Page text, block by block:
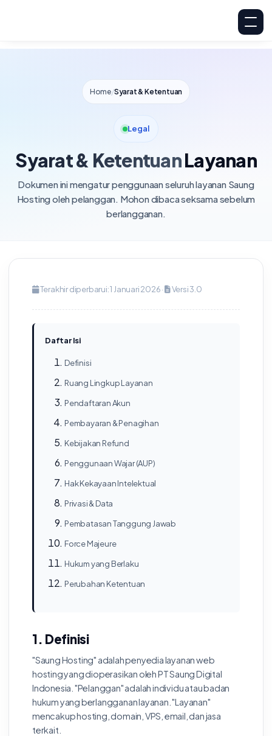
Home/Syarat & Ketentuan
Legal
Syarat & KetentuanLayanan
Dokumen ini mengatur penggunaan seluruh layanan Saung
Hosting oleh pelanggan. Mohon dibaca seksama sebelum
berlangganan.
Terakhir diperbarui: 1 Januari 2026 · Versi 3.0
Daftar Isi
Definisi
Ruang Lingkup Layanan
Pendaftaran Akun
Pembayaran & Penagihan
Kebijakan Refund
Penggunaan Wajar (AUP)
Hak Kekayaan Intelektual
Privasi & Data
Pembatasan Tanggung Jawab
Force Majeure
Hukum yang Berlaku
Perubahan Ketentuan
1. Definisi
"Saung Hosting" adalah penyedia layanan web
hosting yang dioperasikan oleh PT Saung Digital
Indonesia. "Pelanggan" adalah individu atau badan
hukum yang berlangganan layanan. "Layanan"
mencakup hosting, domain, VPS, email, dan jasa
terkait.